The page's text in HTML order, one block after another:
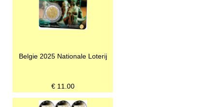
Belgie 2025 Nationale Loterij
€ 11.00